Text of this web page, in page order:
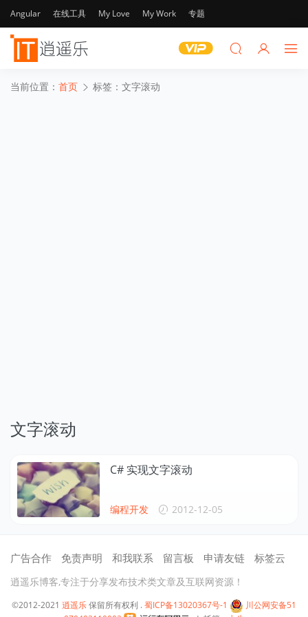
Angular 在线工具 My Love My Work 专题
当前位置： 首页 标签：文字滚动
文字滚动
C# 实现文字滚动
编程开发 2012-12-05
广告合作 免责声明 和我联系 留言板 申请友链 标签云
逍遥乐博客,专注于分享发布技术类文章及互联网资源！
©2012-2021 逍遥乐保留所有权利 . 蜀ICP备13020367号-1
川公网安备51